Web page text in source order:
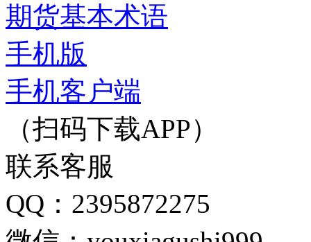
期货基本术语
手机版
手机客户端
（扫码下载APP）
联系客服
QQ：2395872275